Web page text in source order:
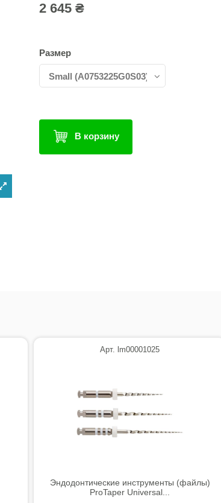
2 645 ₴
Размер
В корзину
Арт. lm00001025
Эндодонтические инструменты (файлы)
ProTaper Universal...